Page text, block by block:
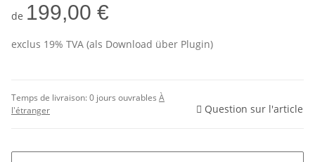
de 199,00 €
exclus 19% TVA (als Download über Plugin)
Temps de livraison:0 jours ouvrables À
l'étranger
Question sur l'article